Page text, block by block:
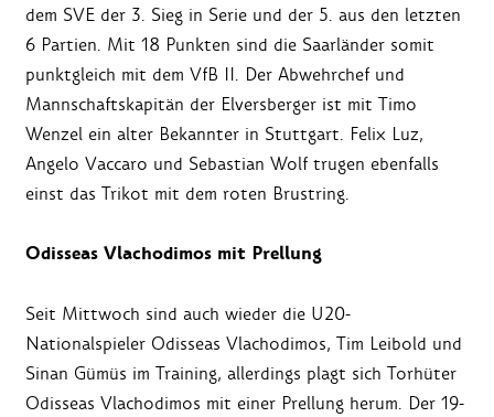
dem SVE der 3. Sieg in Serie und der 5. aus den letzten
6 Partien. Mit 18 Punkten sind die Saarländer somit
punktgleich mit dem VfB II. Der Abwehrchef und
Mannschaftskapitän der Elversberger ist mit Timo
Wenzel ein alter Bekannter in Stuttgart. Felix Luz,
Angelo Vaccaro und Sebastian Wolf trugen ebenfalls
einst das Trikot mit dem roten Brustring.
Odisseas Vlachodimos mit Prellung
Seit Mittwoch sind auch wieder die U20-
Nationalspieler Odisseas Vlachodimos, Tim Leibold und
Sinan Gümüs im Training, allerdings plagt sich Torhüter
Odisseas Vlachodimos mit einer Prellung herum. Der 19-